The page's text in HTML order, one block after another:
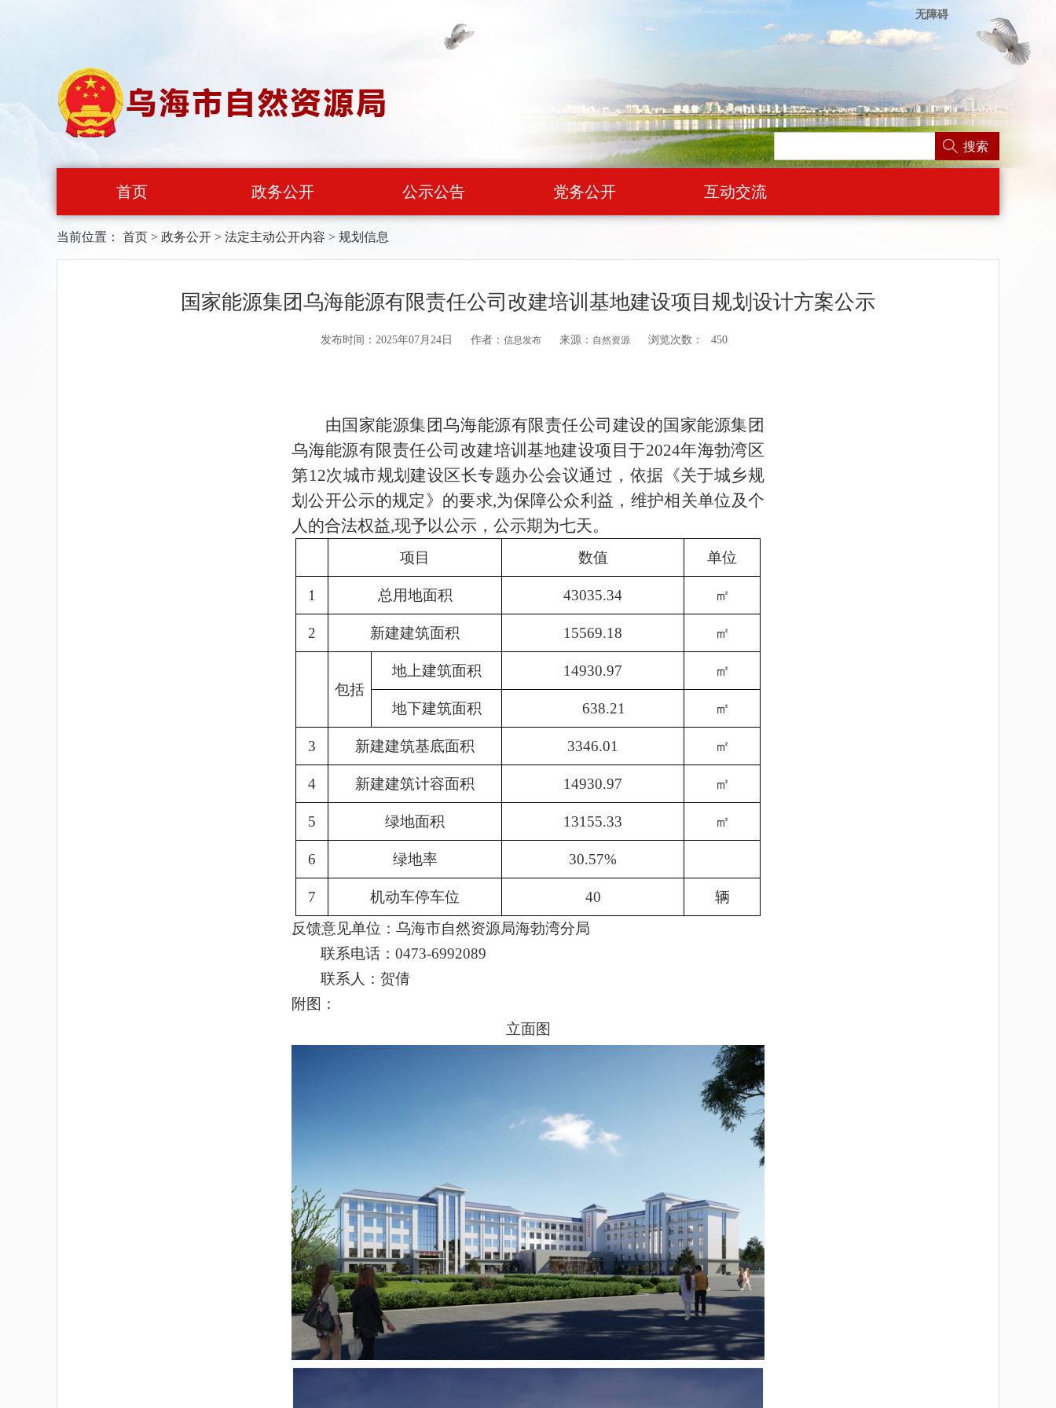
无障碍
搜索
首页 政务公开 公示公告 党务公开 互动交流
当前位置： 首页 > 政务公开 > 法定主动公开内容 > 规划信息
国家能源集团乌海能源有限责任公司改建培训基地建设项目规划设计方案公示
发布时间：2025年07月24日 作者： 信息发布 来源： 自然资源 浏览次数： 450
由 国家能源集团乌海能源有限责任公司 建设的国家能源集团
乌海能源有限责任公司改建培训基地建设项目于2024年海勃湾区
第12次城市规划建设区长专题办公会议通过，依据《关于城乡规
划公开公示的规定》的要求,为保障公众利益，维护相关单位及个
人的合法权益,现予以公示，公示期为七天。
项目 数值 单位
1 总用地面积 43035.34 ㎡
2 新建建筑面积 15569.18 ㎡
包括
地上建筑面积 14930.97 ㎡
地下建筑面积 638.21 ㎡
3 新建建筑基底面积 3346.01 ㎡
4 新建建筑计容面积 14930.97 ㎡
5 绿地面积 13155.33 ㎡
6 绿地率 30.57%
7 机动车停车位 40
辆
反馈意见单位：乌海市自然资源局海勃湾分局
联系电话：0473-6992089
联系人：贺倩
附图：
立面图